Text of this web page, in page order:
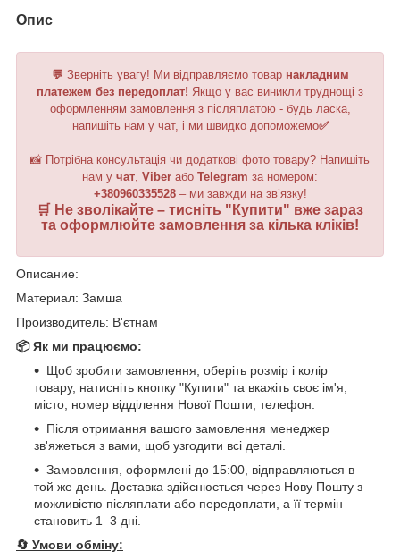
Опис
💬 Зверніть увагу! Ми відправляємо товар накладним
платежем без передоплат! Якщо у вас виникли труднощі з
оформленням замовлення з післяплатою - будь ласка,
напишіть нам у чат, і ми швидко допоможемо✅
📸 Потрібна консультація чи додаткові фото товару? Напишіть
нам у чат Viber або Telegram за номером:
+380960335528– ми завжди на зв’язку!
🛒 Не зволікайте – тисніть " Купити" вже зараз
та оформлюйте замовлення за кілька кліків!
Описание:
Материал: Замша
Производитель: В'єтнам
📦 Як ми працюємо:
Щоб зробити замовлення, оберіть розмір і колір
товару, натисніть кнопку "Купити" та вкажіть своє ім'я,
місто, номер відділення Нової Пошти, телефон.
Після отримання вашого замовлення менеджер
зв'яжеться з вами, щоб узгодити всі деталі.
Замовлення, оформлені до 15:00, відправляються в
той же день. Доставка здійснюється через Нову Пошту з
можливістю післяплати або передоплати, а її термін
становить 1–3 дні.
🔄 Умови обміну: